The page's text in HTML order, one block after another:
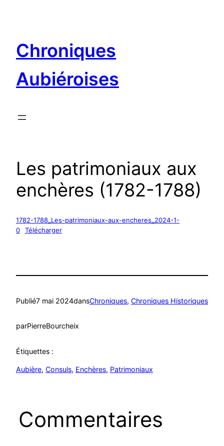
Chroniques
Aubiéroises
Les patrimoniaux aux
enchères (1782-1788)
1782-1788_Les-patrimoniaux-aux-encheres_2024-1-
0
Télécharger
Publié7 mai 2024dansChroniques, Chroniques Historiques
parPierreBourcheix
Étiquettes :
Aubière, Consuls, Enchères, Patrimoniaux
Commentaires